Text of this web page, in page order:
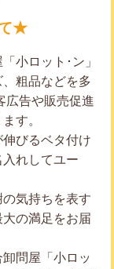
て★
小ロット･ン」
粗品などを多
広告や販売促進
す。
びるベタ付け
れしてユー
気持ちを表す
の満足をお届
問屋「小ロッ